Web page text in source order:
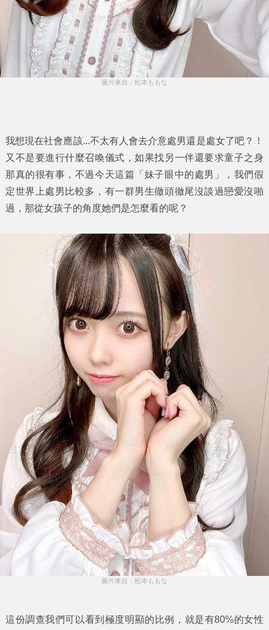
圖片來自：松本ももな
我想現在社會應該...不太有人會去介意處男還是處女了吧？！
又不是要進行什麼召喚儀式，如果找另一伴還要求童子之身
那真的很有事，不過今天這篇「 妹子眼中的處男 」，我們假
定世界上處男比較多，有一群男生徹頭徹尾沒談過戀愛沒啪
過，那從女孩子的角度她們是怎麼看的呢？
圖片來自：松本ももな
這份調查我們可以看到極度明顯的比例，就是有80%的女性